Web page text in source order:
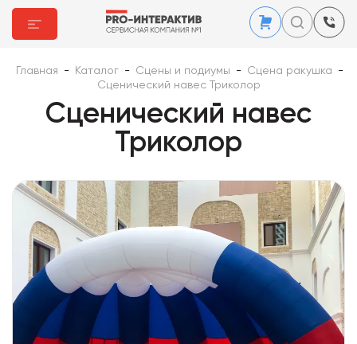
Главная - Каталог - Сцены и подиумы - Сцена ракушка
-
Сценический навес Триколор
Сценический навес
Триколор